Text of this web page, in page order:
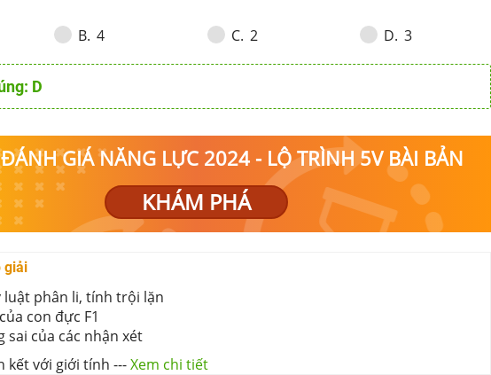
lí thuyết đời con cho tối đa
gen và 8 kiểu hình.
B. 4 C. 2 D. 3
D
GIÁ NĂNG LỰC 2024 - LỘ TRÌNH 5V BÀI BẢN
KHÁM PHÁ
giải
luật phân li, tính trội lặn
con đực F1
sai của các nhận xét
kết với giới tính ---Xem chi tiết